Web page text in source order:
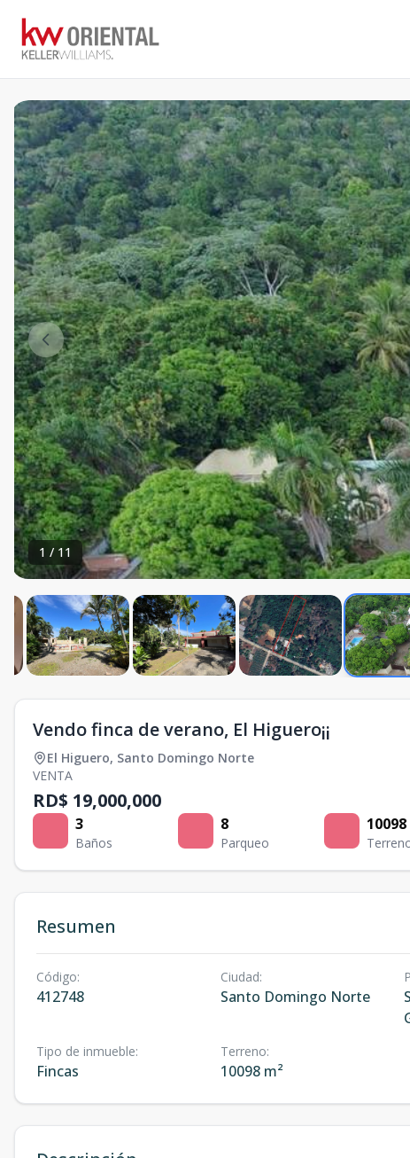
1 / 11
Vendo finca de verano, El Higuero¡¡
El Higuero, Santo Domingo Norte
VENTA
RD$ 19,000,000
3
Baños
8
Parqueo
10098
Resumen
Código:
412748
Ciudad:
Santo Domingo Norte
Tipo de inmueble:
Fincas
Terreno:
10098 m²